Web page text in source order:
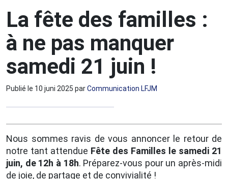
La fête des familles :
à ne pas manquer
samedi 21 juin !
Publié le 10 juni 2025 parCommunication LFJM
Nous sommes ravis de vous annoncer le retour de
notre tant attendue Fête des Familles le samedi 21
juin, de 12h à 18h. Préparez-vous pour un après-midi
de joie, de partage et de convivialité !